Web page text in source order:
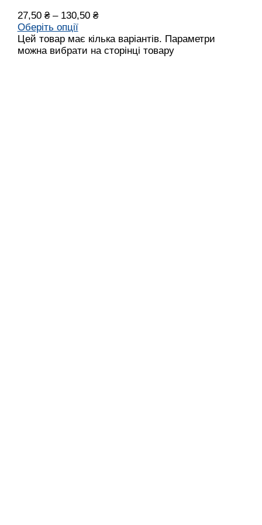
27,50 ₴– 130,50 ₴
Оберіть опції
Цей товар має кілька варіантів. Параметри
можна вибрати на сторінці товару